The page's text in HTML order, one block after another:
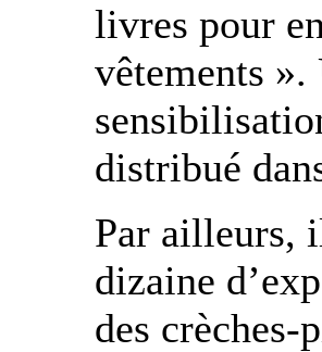
livres pour
vêtements
distribué
Par ailleurs,
dizaine
des crèches-